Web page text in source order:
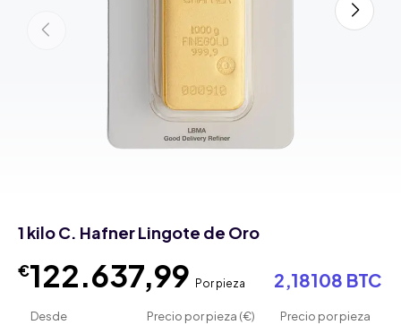
1 kilo C. Hafner Lingote de Oro
€122.637,99 Por pieza 2,18108 BTC
Desde Precio por pieza (€)
Precio por pieza